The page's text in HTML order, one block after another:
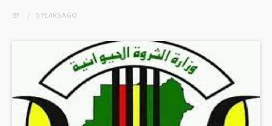
BY 5 YEARSAGO